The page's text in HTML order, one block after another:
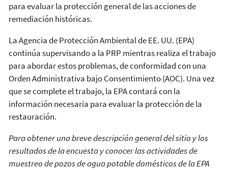
para evaluar la protección general de las acciones de
remediación históricas.
La Agencia de Protección Ambiental de EE. UU. (EPA)
continúa supervisando a la PRP mientras realiza el trabajo
para abordar estos problemas, de conformidad con una
Orden Administrativa bajo Consentimiento (AOC). Una vez
que se complete el trabajo, la EPA contará con la
información necesaria para evaluar la protección de la
restauración.
Para obtener una breve descripción general del sitio y los
resultados de la encuesta y conocer las actividades de
muestreo de pozos de agua potable domésticos de la EPA